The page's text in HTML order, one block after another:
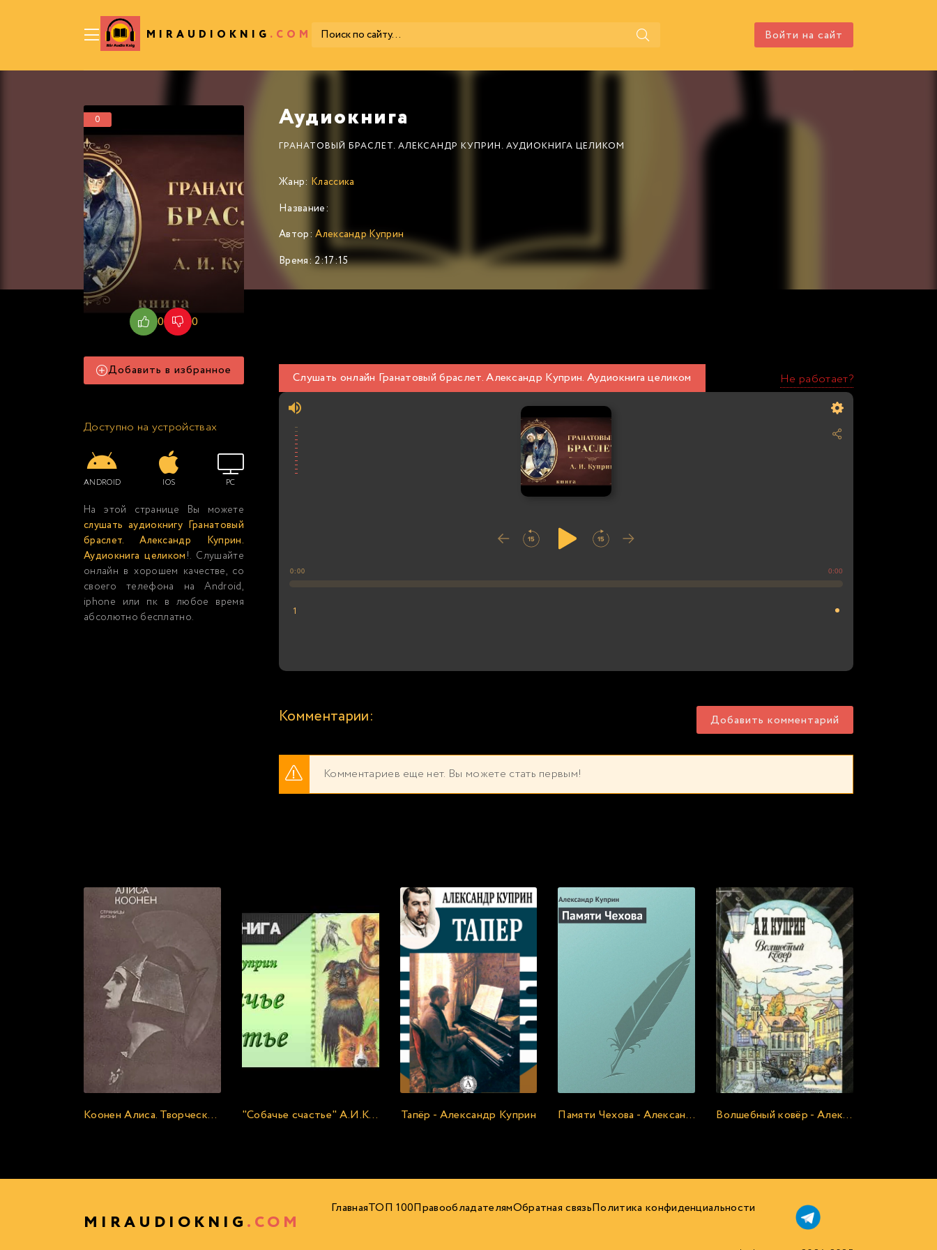
MIRAUDIOKNIG .COM Войти на сайт
Аудиокнига
ГРАНАТОВЫЙ БРАСЛЕТ. АЛЕКСАНДР КУПРИН. АУДИОКНИГА ЦЕЛИКОМ
0
0 0
Добавить в избранное
Доступно на устройствах
ANDROID IOS PC
На этой странице Вы можете
слушать аудиокнигу Гранатовый
браслет. Александр Куприн.
Аудиокнига целиком!. Слушайте
онлайн в хорошем качестве, со
своего телефона на Android,
iphone или пк в любое время
абсолютно бесплатно.
Жанр: Классика
Название:
Автор: Александр Куприн
Время:2:17:15
Слушать онлайн Гранатовый браслет. Александр Куприн. Аудиокнига целиком Не работает?
0:00 0:00
1
Комментарии: Добавить комментарий
Комментариев еще нет. Вы можете стать первым!
Коонен Алиса. Творческий портрет "Собачье счастье" А.И.Куприн. Аудиокнига Тапёр - Александр Куприн Памяти Чехова - Александр Куприн Волшебный ковёр - Александр Куприн
MIRAUDIOKNIG .COM
ГлавнаяТОП 100ПравообладателямОбратная связьПолитика конфиденциальности